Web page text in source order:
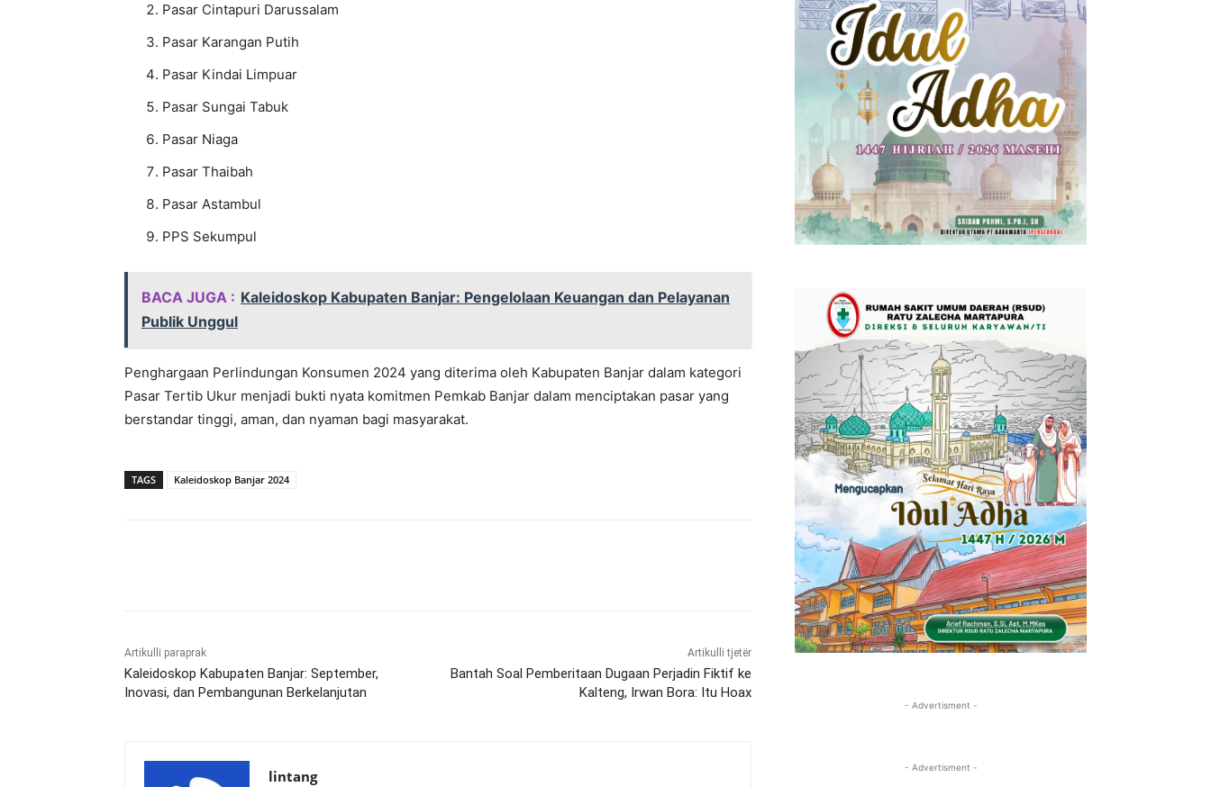
Pasar Cintapuri Darussalam
Pasar Karangan Putih
Pasar Kindai Limpuar
Pasar Sungai Tabuk
Pasar Niaga
Pasar Thaibah
Pasar Astambul
PPS Sekumpul
BACA JUGA : Kaleidoskop Kabupaten Banjar: Pengelolaan Keuangan dan Pelayanan
Publik Unggul
Penghargaan Perlindungan Konsumen 2024 yang diterima oleh Kabupaten Banjar dalam kategori
Pasar Tertib Ukur menjadi bukti nyata komitmen Pemkab Banjar dalam menciptakan pasar yang
berstandar tinggi, aman, dan nyaman bagi masyarakat.
TAGS Kaleidoskop Banjar 2024
Artikulli paraprak
Kaleidoskop Kabupaten Banjar: September,
Inovasi, dan Pembangunan Berkelanjutan
Artikulli tjetër
Bantah Soal Pemberitaan Dugaan Perjadin Fiktif ke
Kalteng, Irwan Bora: Itu Hoax
lintang
- Advertisment -
- Advertisment -